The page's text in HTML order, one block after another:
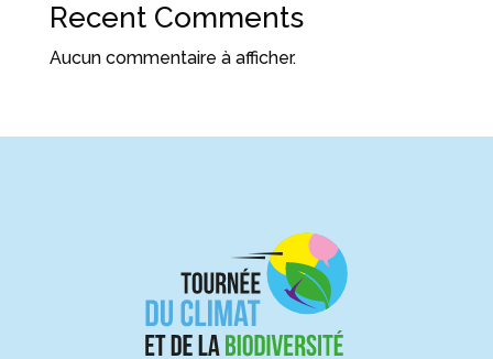
Recent Comments
Aucun commentaire à afficher.